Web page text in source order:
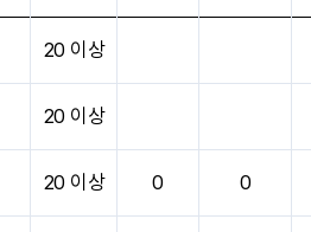
20 이상
20 이상
20 이상 0 0